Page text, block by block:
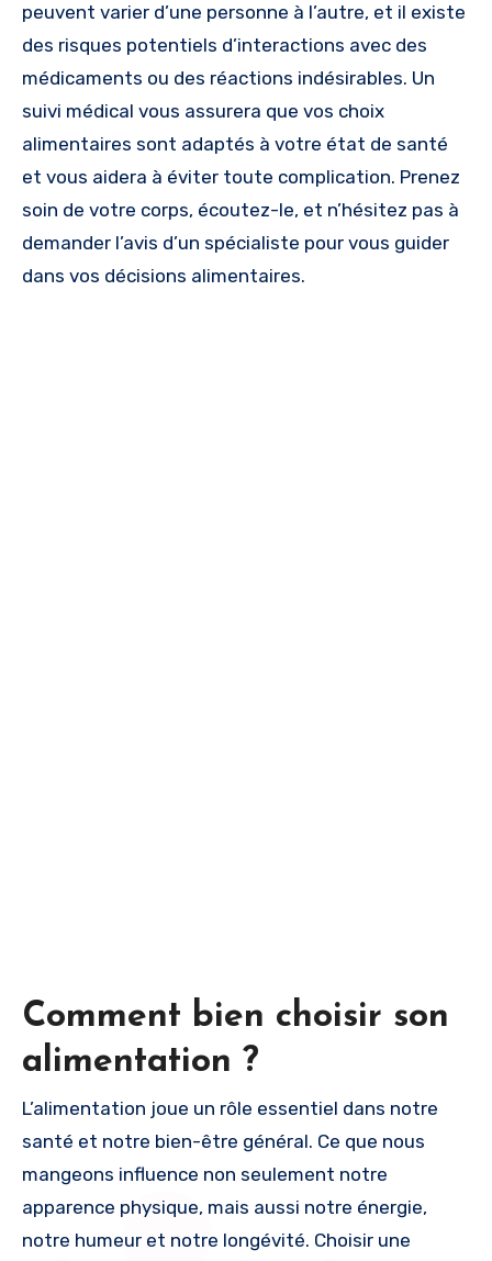
peuvent varier d’une personne à l’autre, et il existe
des risques potentiels d’interactions avec des
médicaments ou des réactions indésirables. Un
suivi médical vous assurera que vos choix
alimentaires sont adaptés à votre état de santé
et vous aidera à éviter toute complication. Prenez
soin de votre corps, écoutez-le, et n’hésitez pas à
demander l’avis d’un spécialiste pour vous guider
dans vos décisions alimentaires.
Comment bien choisir son
alimentation ?
L’alimentation joue un rôle essentiel dans notre
santé et notre bien-être général. Ce que nous
mangeons influence non seulement notre
apparence physique, mais aussi notre énergie,
notre humeur et notre longévité. Choisir une